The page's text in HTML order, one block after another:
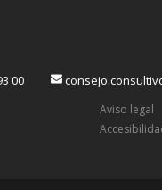
00
Aviso legal